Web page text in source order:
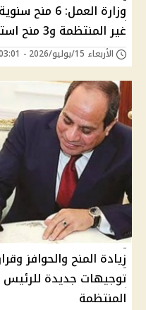
غير المنتظمة و3 منح استثنائية
الأربعاء 15/يوليو/2026 - 03:01 م
زيادة المنح والحوافز
توجيهات جديدة
المنتظمة